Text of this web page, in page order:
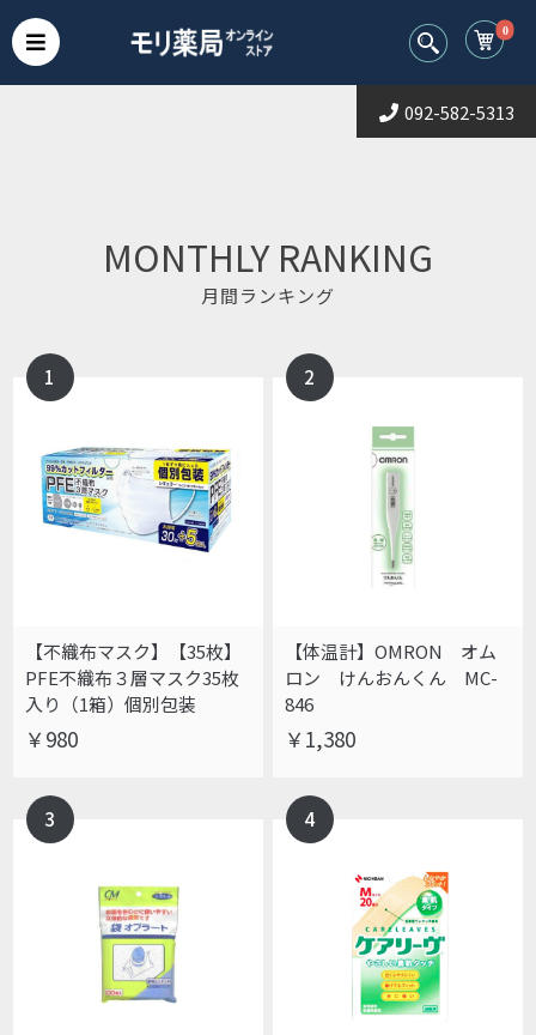
0
092-582-5313
MONTHLY RANKING
月間ランキング
【不織布マスク】【35枚】
PFE不織布３層マスク35枚
入り（1箱）個別包装
￥980
【体温計】OMRON オム
ロン けんおんくん MC-
846
￥1,380